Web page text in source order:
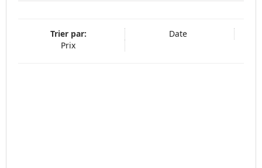
Trier par:
Date
Prix